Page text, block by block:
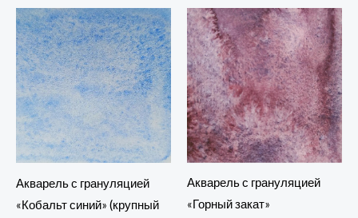
Акварель с грануляцией
«Кобальт синий» (крупный
Акварель с грануляцией
«Горный закат»